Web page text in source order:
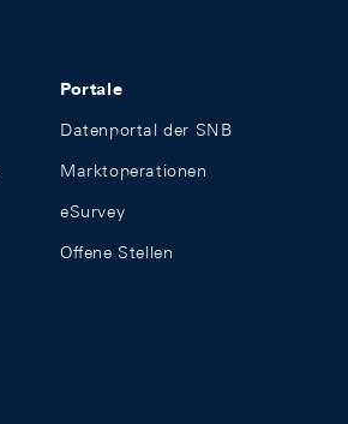
Portale
Datenportal der SNB
Marktoperationen
eSurvey
Offene Stellen